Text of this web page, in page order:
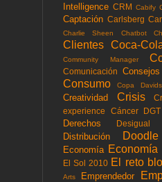
Intelligence CRM Cabify
Captación Carlsberg
Charlie Sheen Chatbot
Clientes Coca-
Community Manager
Comunicación Consejos
Consumo Copa Davids
Creatividad Crisis
experience
Cáncer DGT
Derechos Desigual
Distribución Doodle
Economía Economía
El Sol 2010 El reto
Arts
Emprendedor